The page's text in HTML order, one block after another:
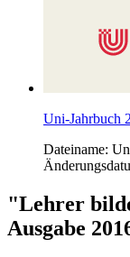
Uni-Jahrbuch
Dateiname:
"Lehrer
Ausgabe